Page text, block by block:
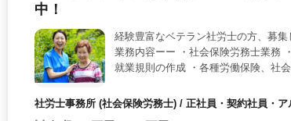
中！
経験豊富なベテラン社労士の方、募
業務内容ーー ・社会保険労務士業務
就業規則の作成 ・各種労働保険、社
社会保険完備/50代以上現役活躍中企
社労士事務所 (社会保険労務士) / 正社員・契約社員・